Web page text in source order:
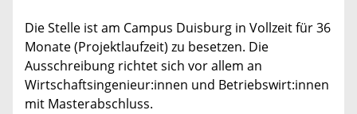
Die Stelle ist am Campus Duisburg in Vollzeit für 36
Monate (Projektlaufzeit) zu besetzen. Die
Ausschreibung richtet sich vor allem an
Wirtschaftsingenieur:innen und Betriebswirt:innen
mit Masterabschluss.